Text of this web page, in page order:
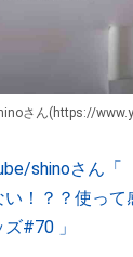
さん(https://
shinoさん「
い！？？使っ
#70 」